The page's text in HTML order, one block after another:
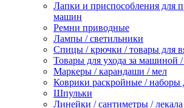
Лапки и приспособления для
машин
Ремни приводные
Лампы / светильники
Спицы / крючки / товары для
Товары для ухода за машиной
Маркеры / карандаши / мел
Коврики раскройные / наборы
Шпульки
Линейки / сантиметры / лекала